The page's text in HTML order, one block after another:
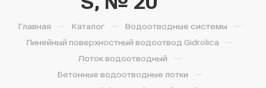
Главная — Каталог — Водоотводные системы —
Линейный поверхностный водоотвод Gidrolica —
Лоток водоотводный —
Бетонные водоотводные лотки —